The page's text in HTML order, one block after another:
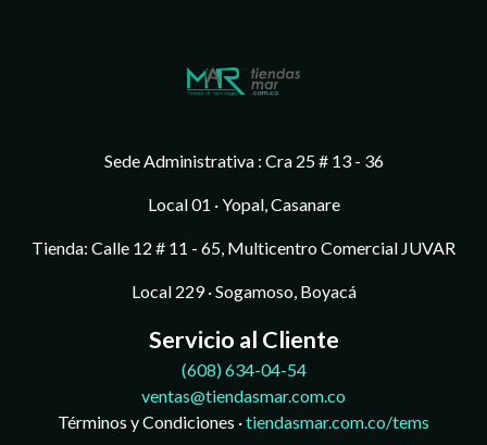
Sede Administrativa : Cra 25 # 13 - 36
Local 01 · Yopal, Casanare
Tienda: Calle 12 # 11 - 65, Multicentro Comercial JUVAR
Local 229 · Sogamoso, Boyacá
Servicio al Cliente
(608) 634-04-54
ventas@tiendasmar.com.co
Términos y Condiciones ·tiendasmar.com.co/tems